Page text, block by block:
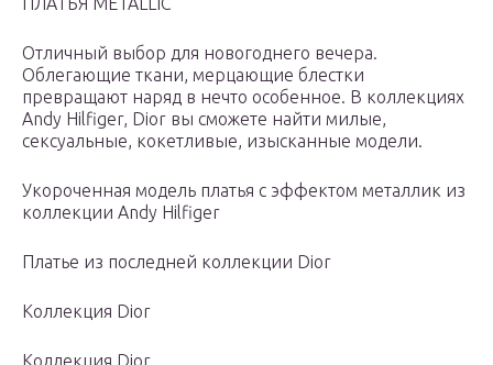
Отличный выбор для новогоднего вечера.
Облегающие ткани, мерцающие блестки
превращают наряд в нечто особенное. В коллекциях
Andy Hilfiger, Dior вы сможете найти милые,
сексуальные, кокетливые, изысканные модели.
Укороченная модель платья с эффектом металлик из
коллекции Andy Hilfiger
Платье из последней коллекции Dior
Коллекция Dior
Коллекция Dior